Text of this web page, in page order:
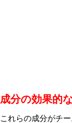
成分の効果的
これらの成分がチ